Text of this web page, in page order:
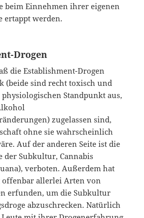
beim Einnehmen ihrer eigenen
ertappt werden.
Drogen
die Establishment-Drogen
(beide sind recht toxisch und
Standpunkt aus,
zugelassen sind,
ohne sie wahrscheinlich
Auf der anderen Seite ist die
der Subkultur, Cannabis
verboten. Außerdem hat
offenbar allerlei Arten von
erfunden, um die Subkultur
abzuschrecken. Natürlich